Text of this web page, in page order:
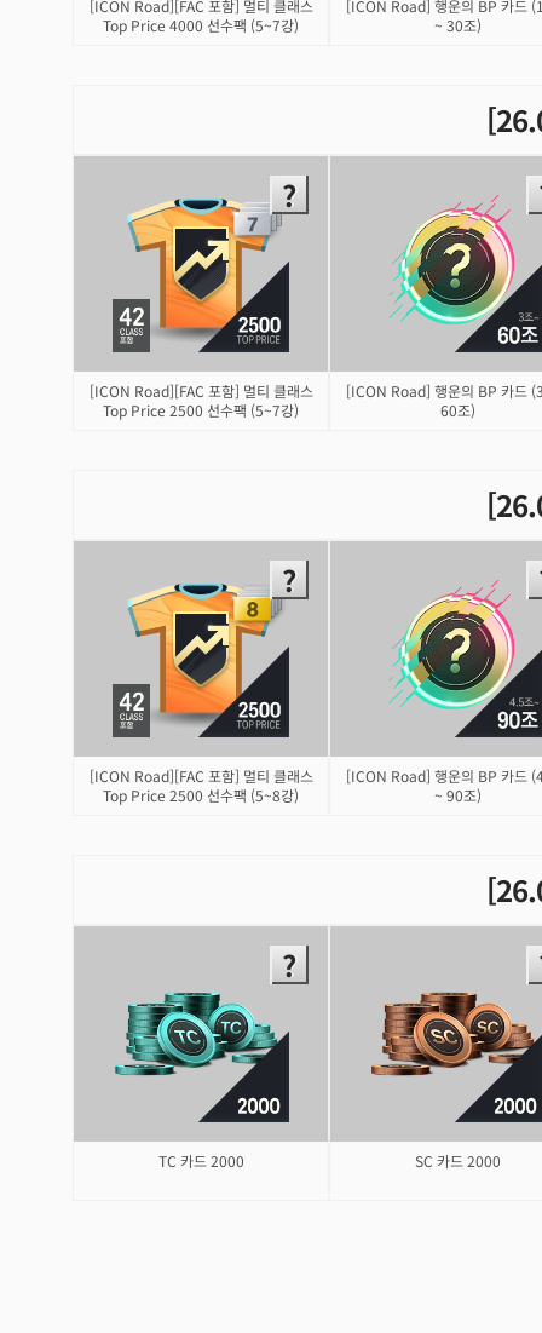
[ICON Road][FAC 포함] 멀티 클래스
Top Price 4000 선수팩 (5~7강)
[ICON Road] 행운의 BP 카드
~ 30조)
[ICON Road][FAC 포함] 멀티 클래스
Top Price 2500 선수팩 (5~7강)
[ICON Road] 행운의 BP 카드
60조)
[ICON Road][FAC 포함] 멀티 클래스
Top Price 2500 선수팩 (5~8강)
[ICON Road] 행운의 BP 카드
~ 90조)
TC 카드 2000 SC 카드 2000